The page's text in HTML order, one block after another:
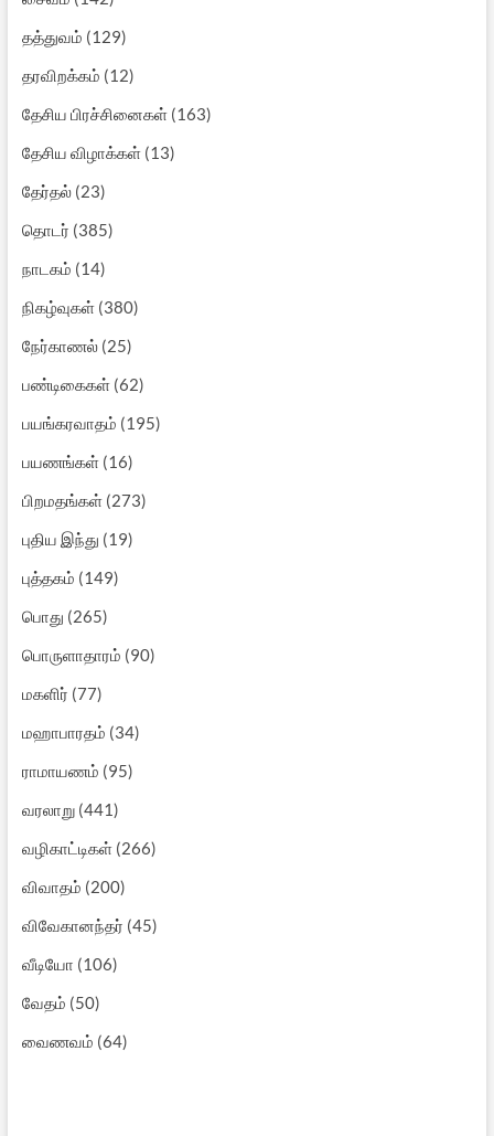
தத்துவம் (129)
தரவிறக்கம் (12)
தேசிய பிரச்சினைகள்(163)
தேசிய விழாக்கள்(13)
தேர்தல்(23)
தொடர் (385)
நாடகம் (14)
நிகழ்வுகள்(380)
நேர்காணல்(25)
பண்டிகைகள்(62)
பயங்கரவாதம் (195)
பயணங்கள்(16)
பிறமதங்கள்(273)
புதிய இந்து (19)
புத்தகம் (149)
பொது (265)
பொருளாதாரம் (90)
மகளிர் (77)
மஹாபாரதம் (34)
ராமாயணம் (95)
வரலாறு(441)
வழிகாட்டிகள்(266)
விவாதம் (200)
விவேகானந்தர் (45)
வீடியோ (106)
வேதம் (50)
வைணவம் (64)